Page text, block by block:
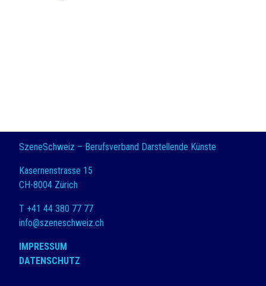
SzeneSchweiz – Berufsverband Darstellende Künste
Kasernenstrasse 15
CH-8004 Zürich
T +41 44 380 77 77
info@szeneschweiz.ch
IMPRESSUM
DATENSCHUTZ